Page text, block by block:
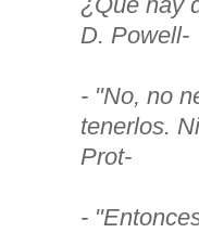
D. Powell-
- "No, no
tenerlos.
Prot-
-